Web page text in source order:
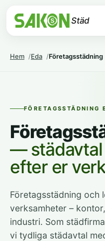
Städ
Hem Eda Företagsstädning
FÖRETAGSSTÄDNING
— städavtal
efter er
Företagsstädning och
verksamheter –
industri. Som
vi tydliga städavtal